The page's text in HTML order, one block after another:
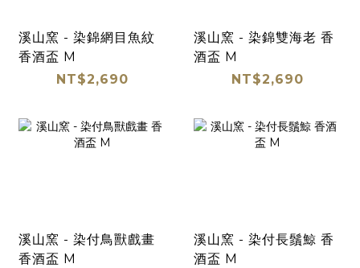
溪山窯 - 染錦網目魚紋
香酒盃 M
NT$2,690
溪山窯 - 染錦雙海老 香
酒盃 M
NT$2,690
溪山窯 - 染付鳥獸戲畫
香酒盃 M
溪山窯 - 染付長鬚鯨 香
酒盃 M